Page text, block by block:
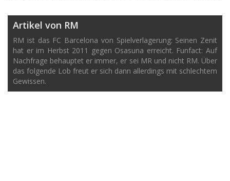
Artikel von RM
RM ist das FC Barcelona von Spielverlagerung: Seinen Zenit
hat er im Herbst 2011 gegen Osasuna erreicht. Funfact: Auf
Nachfrage behauptet er immer, er sei MR und nicht RM. Über
das folgende Lob freut er sich dann allerdings mit schlechtem
Gewissen.